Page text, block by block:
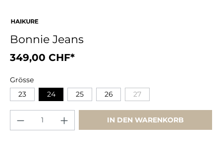
Bonnie Jeans
349,00 CHF*
Grösse
23
24 25 26 27
IN DEN WARENKORB